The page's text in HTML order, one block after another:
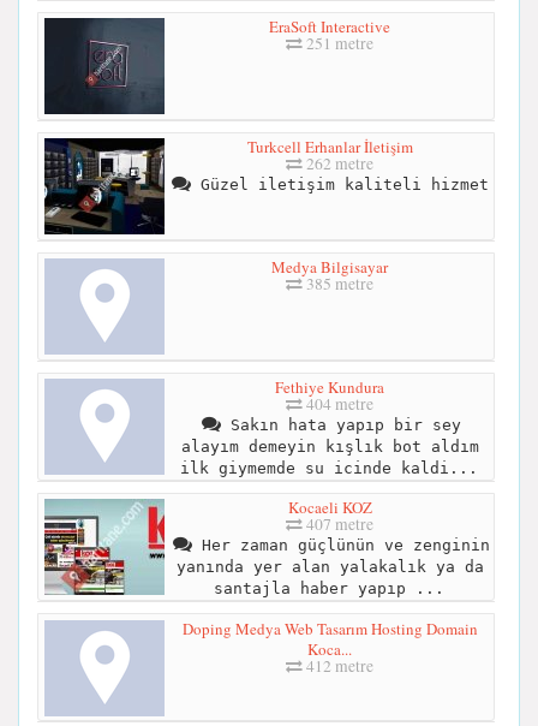
EraSoft Interactive
251 metre
Turkcell Erhanlar İletişim
262 metre
Güzel iletişim kaliteli hizmet
Medya Bilgisayar
385 metre
Fethiye Kundura
404 metre
Sakın hata yapıp bir sey
alayım demeyin kışlık bot aldım
ilk giymemde su icinde kaldi...
Kocaeli KOZ
407 metre
Her zaman güçlünün ve zenginin
yanında yer alan yalakalık ya da
santajla haber yapıp ...
Doping Medya Web Tasarım Hosting Domain
Koca...
412 metre